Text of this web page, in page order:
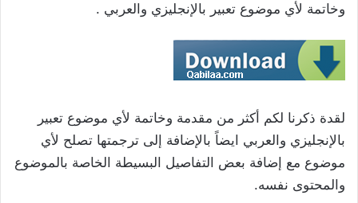
وخاتمة لأي موضوع تعبير بالإنجليزي والعربي .
لقدة ذكرنا لكم أكثر من مقدمة وخاتمة لأي موضوع تعبير
بالإنجليزي والعربي ايضاً بالإضافة إلى ترجمتها تصلح لأي
موضوع مع إضافة بعض التفاصيل البسيطة الخاصة بالموضوع
والمحتوى نفسه.